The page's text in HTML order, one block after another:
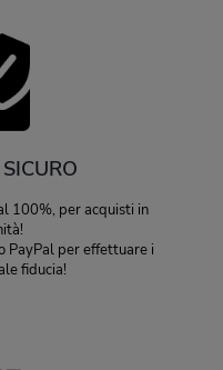
100%, per acquisti in
PayPal per effettuare i
fiducia!